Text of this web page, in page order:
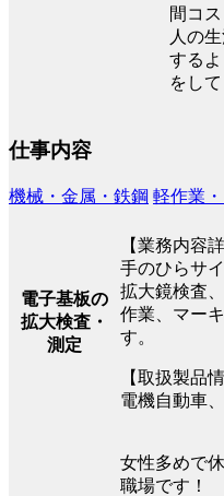
間コ
人の
する
をし
仕事内容
機械・金属・鉄鋼 軽作業
電子基板の
拡大検査・
測定
【業務内容詳
手のひらサ
拡大鏡検査
作業、マー
す。
【取扱製品情
電機自動車
女性多めで
職場です！